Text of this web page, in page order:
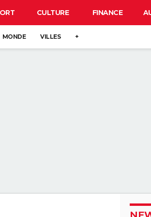
CULTURE FINANCE
MONDE VILLES +